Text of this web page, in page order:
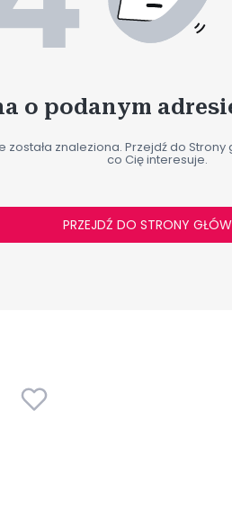
o podanym
znaleziona. Przejdź do
co Cię interesuje.
PRZEJDŹ DO STRONY